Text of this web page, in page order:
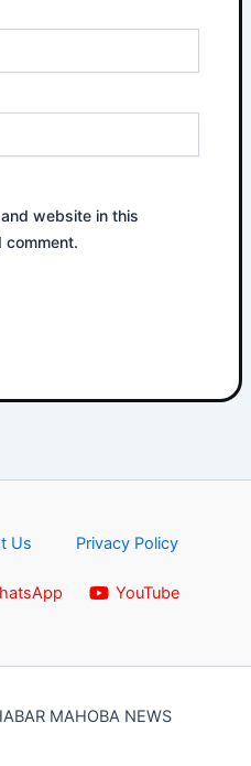
website in this
comment.
Us Privacy Policy
YouTube
MAHOBA NEWS